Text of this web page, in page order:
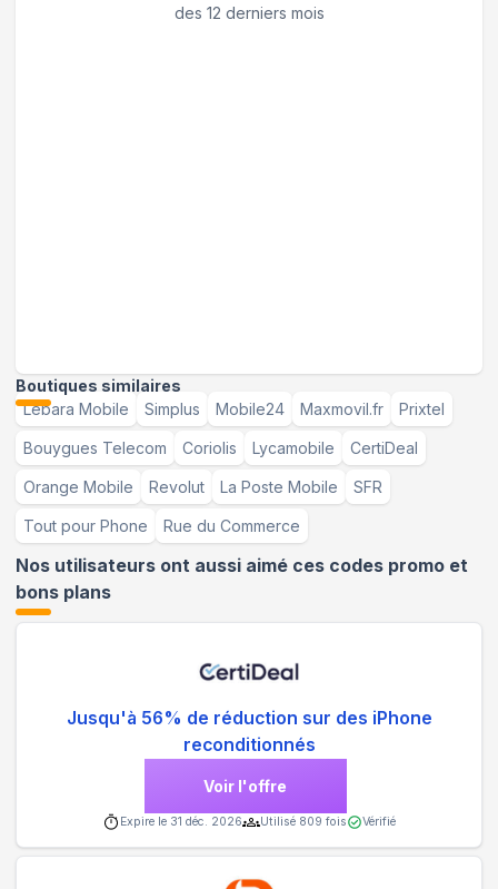
des 12 derniers mois
Boutiques similaires
Lebara Mobile
Simplus Mobile24 Maxmovil.fr Prixtel
Bouygues Telecom Coriolis Lycamobile CertiDeal
Orange Mobile Revolut La Poste Mobile SFR
Tout pour Phone Rue du Commerce
Nos utilisateurs ont aussi aimé ces codes promo et
bons plans
Jusqu'à 56% de réduction sur des iPhone
reconditionnés
Voir l'offre
Expire le 31 déc. 2026 Utilisé 809 fois Vérifié